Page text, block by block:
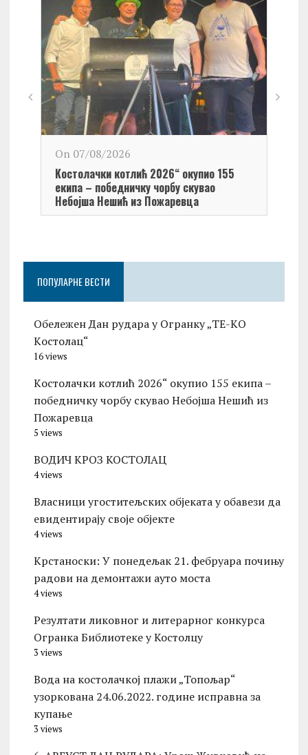
On 07/08/2026
Kостолачки котлић 2026“ окупио 155
екипа – победничку чорбу скувао
Небојша Нешић из Пожаревца
ПОПУЛАРНЕ ВЕСТИ
Обележен Дан рудара у Огранку „ТЕ-KО
Kостолац“
16 views
Kостолачки котлић 2026“ окупио 155 екипа –
победничку чорбу скувао Небојша Нешић из
Пожаревца
5 views
ВОДИЧ КРОЗ КОСТОЛАЦ
4 views
Власници угоститељских објеката у обавези да
евидентирају своје објекте
4 views
Kрстаноски: У понедељак 21. фебруара почињу
радови на демонтажи ауто моста
4 views
Резултати ликовног и литерарног конкурса
Огранка Библиотеке у Костолцу
3 views
Вода на костолачкој плажи „Топољар“
узоркована 24.06.2022. године исправна за
купање
3 views